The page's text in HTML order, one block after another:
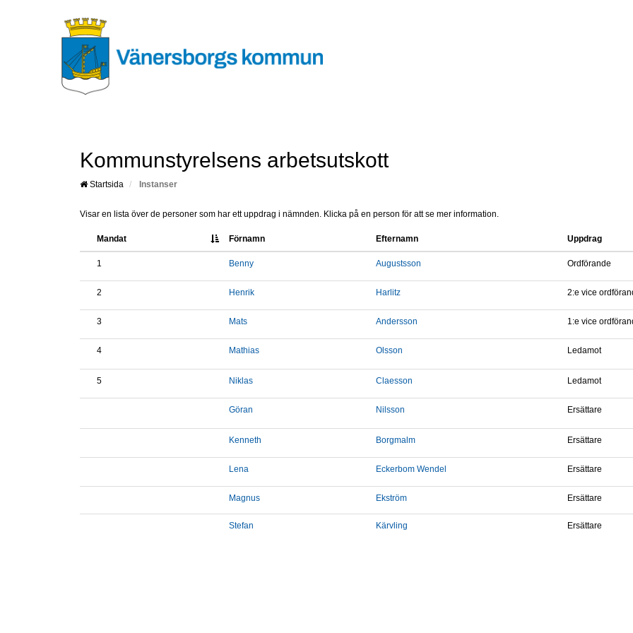
Kommunstyrelsens arbetsutskott
Startsida Instanser
Visar en lista över de personer som har ett uppdrag i nämnden. Klicka på en person för att se mer information.
Mandat Förnamn Efternamn Uppdrag
1 Benny Augustsson Ordförande
2 Henrik Harlitz 2:e vice
3 Mats Andersson 1:e vice
4 Mathias Olsson Ledamot
5 Niklas Claesson Ledamot
Göran Nilsson Ersättare
Kenneth Borgmalm Ersättare
Lena Eckerbom Wendel Ersättare
Magnus Ekström Ersättare
Stefan Kärvling Ersättare